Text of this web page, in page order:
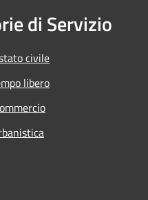
di Servizio
civile
libero